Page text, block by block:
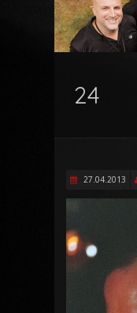
24
27.04.2013